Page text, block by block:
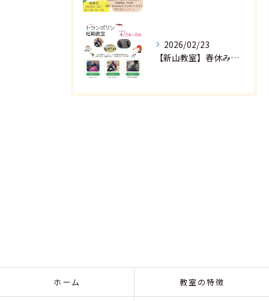
2026/02/23
【新山教室】春休み 短期教室（トランポリン＆バク転＆親子ヨガ＆運動教室）申込開始しました
ホーム 教室の特徴